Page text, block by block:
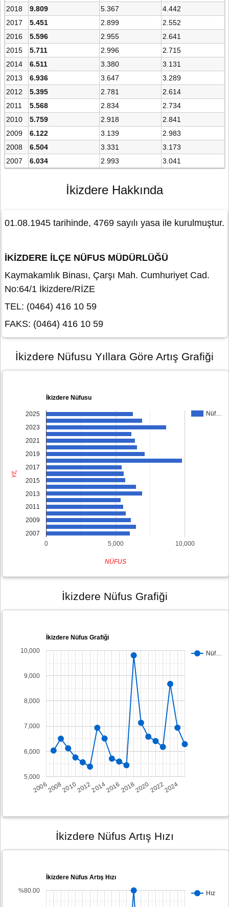
2018
9.809 5.367
4.442
2017
5.451 2.899
2.552
2016
5.596 2.955
2.641
2015
5.711 2.996
2.715
2014
6.511 3.380
3.131
2013
6.936 3.647
3.289
2012
5.395 2.781
2.614
2011
5.568 2.834
2.734
2010
5.759 2.918
2.841
2009
6.122 3.139
2.983
2008
6.504 3.331
3.173
2007
6.034 2.993 3.041
İkizdere Hakkında
01.08.1945 tarihinde, 4769 sayılı yasa ile kurulmuştur.
İKİZDERE İLÇE NÜFUS MÜDÜRLÜĞÜ
Kaymakamlık Binası, Çarşı Mah. Cumhuriyet Cad.
No:64/1 İkizdere/RİZE
TEL: (0464) 416 10 59
FAKS: (0464) 416 10 59
İkizdere Nüfusu Yıllara Göre Artış Grafiği
İkizdere Nüfusu
Nüf…
0 5,000 10,000
2025
2023
2021
2019
2017
2015
2013
2011
2009
2007
NÜFUS
YIL
İkizdere Nüfus Grafiği
İkizdere Nüfus Grafiği
Nüf…
2006200820102012201420162018202020222024
5,000
6,000
7,000
8,000
9,000
10,000
İkizdere Nüfus Artış Hızı
İkizdere Nüfus Artış Hızı
Hız
%80.00